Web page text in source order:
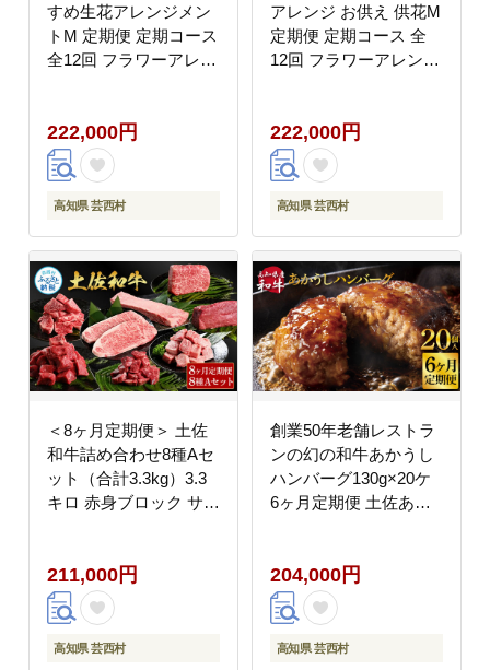
すめ生花アレンジメン
トM 定期便 定期コース
全12回 フラワーアレン
すすめ 可愛い キレイ
おしゃれ 季節のお花
222,000円
高知県 芸西村
アレンジ お供え 供花M
定期便 定期コース 全
12回 フラワーアレンジ
供花 花束 はな 花 法要
お盆 お花 おすすめ
222,000円
高知県 芸西村
＜8ヶ月定期便＞ 土佐
和牛詰め合わせ8種Aセ
ット（合計3.3kg）3.3
キロ 赤身ブロック サイ
ヒレ ブロック肉 特選
赤身 牛肉 和牛 国産 熟
成肉
211,000円
高知県 芸西村
創業50年老舗レストラ
ンの幻の和牛あかうし
ハンバーグ130g×20ケ
6ヶ月定期便 土佐あか
い 肉汁ハンバーグ 焼く
だけ 小分け 個包装 高
級 国産 定期便
204,000円
高知県 芸西村